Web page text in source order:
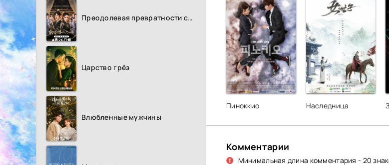
Преодолевая превратности судьбы
Царство грёз
Влюбленные мужчины
Пиноккио Наследница
Комментарии
Минимальная длина комментария - 20